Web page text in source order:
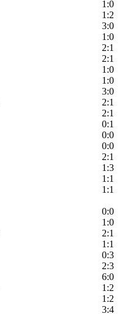
1:0
1:2
3:0
1:0
2:1
2:1
1:0
1:0
3:0
2:1
2:1
0:1
0:0
0:0
2:1
1:3
1:1
1:1
0:0
1:0
2:1
1:1
0:3
2:3
6:0
1:2
1:2
3:4